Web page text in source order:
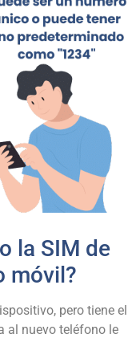
la SIM de
móvil?
pero tiene el
al nuevo teléfono le